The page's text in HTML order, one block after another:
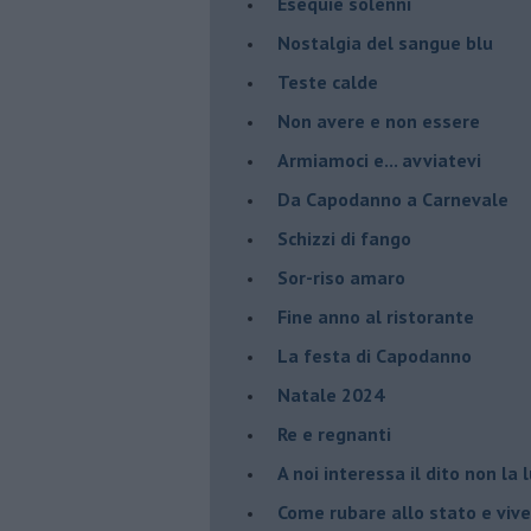
Nostalgia del sangue blu
Teste calde
Non avere e non essere
Armiamoci e... avviatevi
Da Capodanno a Carnevale
Schizzi di fango
Sor-riso amaro
Fine anno al ristorante
La festa di Capodanno
Natale 2024
Re e regnanti
A noi interessa il dito non la
Come rubare allo stato e